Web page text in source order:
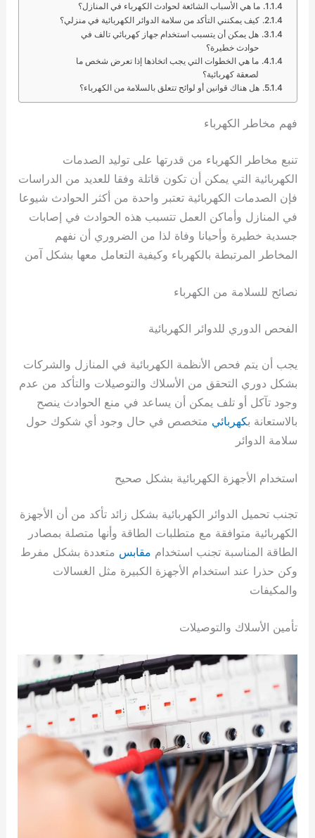
ما هي الأسباب الشائعة لحوادث الكهرباء في المنازل؟
كيف يمكنني التأكد من سلامة الدوائر الكهربائية في منزلي؟
هل يمكن أن يتسبب استخدام جهاز كهربائي تالف في
حوادث خطيرة؟
ما هي الخطوات التي يجب اتخاذها إذا تعرض شخص ما
لصعقة كهربائية؟
هل هناك قوانين أو لوائح تتعلق بالسلامة من الكهرباء؟
فهم مخاطر الكهرباء
تنبع مخاطر الكهرباء من قدرتها على توليد الصدمات
الكهربائية التي يمكن أن تكون قاتلة وفقا للعديد من الدراسات
فإن الصدمات الكهربائية تعتبر واحدة من أكثر الحوادث شيوعا
في المنازل وأماكن العمل تتسبب هذه الحوادث في إصابات
جسدية خطيرة وأحيانا وفاة لذا من الضروري أن نفهم
المخاطر المرتبطة بالكهرباء وكيفية التعامل معها بشكل آمن
نصائح للسلامة من الكهرباء
الفحص الدوري للدوائر الكهربائية
يجب أن يتم فحص الأنظمة الكهربائية في المنازل والشركات
بشكل دوري التحقق من الأسلاك والتوصيلات والتأكد من عدم
وجود تآكل أو تلف يمكن أن يساعد في منع الحوادث ينصح
بالاستعانة بكهربائي متخصص في حال وجود أي شكوك حول
سلامة الدوائر
استخدام الأجهزة الكهربائية بشكل صحيح
تجنب تحميل الدوائر الكهربائية بشكل زائد تأكد من أن الأجهزة
الكهربائية متوافقة مع متطلبات الطاقة وأنها متصلة بمصادر
الطاقة المناسبة تجنب استخدام مقابس متعددة بشكل مفرط
وكن حذرا عند استخدام الأجهزة الكبيرة مثل الغسالات
والمكيفات
تأمين الأسلاك والتوصيلات